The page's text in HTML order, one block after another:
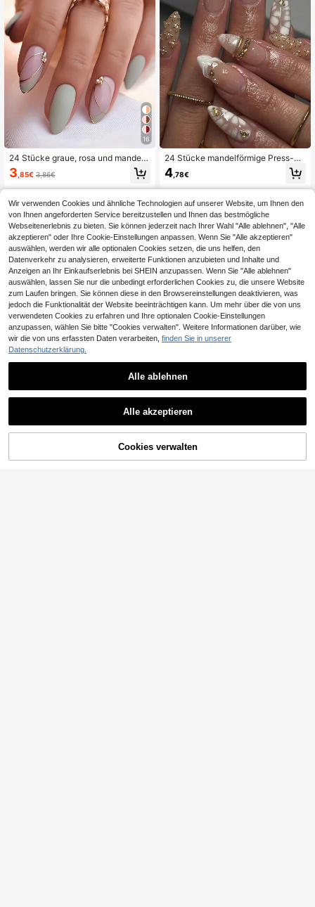
16
24 Stücke graue, rosa und mandelf
örmige metallisch gestreifte Nagel
Sticker, handgemachte Nagelkunst
Aufkleber geeignet für Nägel von Fr
3,85€ 3,86€
24 Stücke mandelförmige Press-On
Kunstnägel mit Krokodilmuster, wei
ßer Welle, goldenen Perlen und Spit
zen-Goldlinien-Dekoration, Nagels
1 Stück Nagelfeile, schafft einen lei
chten luxuriösen eleganten Kunstna
gel-Stil, perfekt für Frauen und Mäd
chen zum Tragen im Alltag, bei Dat
es, Partys und anderen Anlässen
4,78€
ZUM WARENKORB HINZUFÜGEN
Wir verwenden Cookies und ähnliche Technologien auf unserer Website, um Ihnen den
von Ihnen angeforderten Service bereitzustellen und Ihnen das bestmögliche
Webseitenerlebnis zu bieten. Sie können jederzeit nach Ihrer Wahl "Alle ablehnen", "Alle
akzeptieren" oder Ihre Cookie-Einstellungen anpassen. Wenn Sie "Alle akzeptieren"
auswählen, werden wir alle optionalen Cookies setzen, die uns helfen, den
Datenverkehr zu analysieren, erweiterte Funktionen anzubieten und Inhalte und
Anzeigen an Ihr Einkaufserlebnis bei SHEIN anzupassen. Wenn Sie "Alle ablehnen"
auswählen, lassen Sie nur die unbedingt erforderlichen Cookies zu, die unsere Website
zum Laufen bringen. Sie können diese in den Browsereinstellungen deaktivieren, was
jedoch die Funktionalität der Website beeinträchtigen kann. Um mehr über die von uns
verwendeten Cookies zu erfahren und Ihre optionalen Cookie-Einstellungen
anzupassen, wählen Sie bitte "Cookies verwalten". Weitere Informationen darüber, wie
wir die von uns erfassten Daten verarbeiten, finden Sie in unserer
Datenschutzerklärung.
Alle ablehnen
Alle akzeptieren
Cookies verwalten